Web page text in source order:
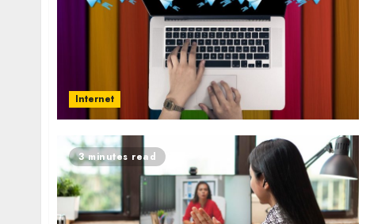
Internet
3 minutes read